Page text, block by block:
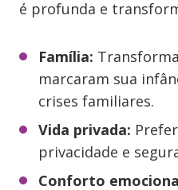
é profunda e
Família:
marcaram sua
crises familiares.
Vida privada:
privacidade e
Conforto